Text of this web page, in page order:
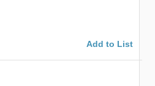
Add to List